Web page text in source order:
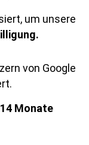
um unsere
von Google
14 Monate